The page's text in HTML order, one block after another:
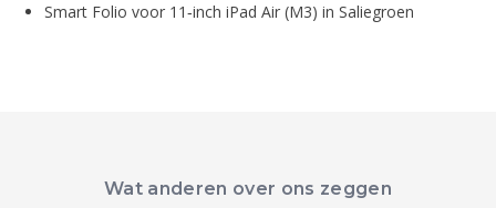
Smart Folio voor 11‑inch iPad Air (M3) in Saliegroen
Wat anderen over ons zeggen